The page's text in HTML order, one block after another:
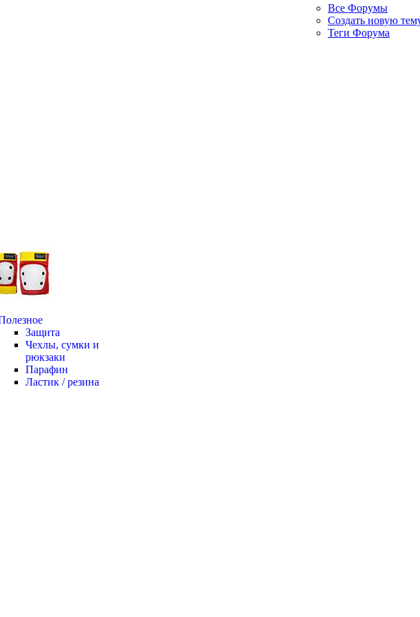
Защита
Чехлы, сумки и
рюкзаки
Парафин
Ластик / резина
Все Форумы
Создать новую
Теги Форума